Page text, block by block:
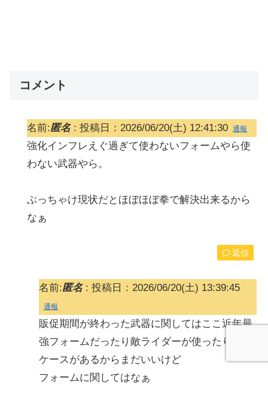
コメント
名前:匿名: 投稿日：2026/06/20(土) 12:41:30 通報
強化インフレえぐ過ぎて使わないフォームやら使
わない武器やら。
ぶっちゃけ現状だとほぼほぼ拳で解決出来るから
なぁ
返信
名前:匿名: 投稿日：2026/06/20(土) 13:39:45
通報
販促期間が終わった武器に関してはここ近年最
強フォームだったり敵ライダーが使ったりする
ケースがあるからまだいいけど
フォームに関してはなぁ